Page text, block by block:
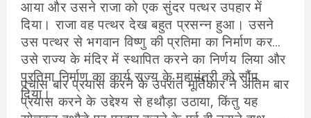
आया और उसने राजा को एक सुंदर पत्थर उपहार में
दिया। राजा वह पत्थर देख बहुत प्रसन्न हुआ। उसने
उस पत्थर से भगवान विष्णु की प्रतिमा का निर्माण कर
उसे राज्य के मंदिर में स्थापित करने का निर्णय लिया और
प्रतिमा निर्माण का कार्य राज्य के महामंत्री को सौंप
दिया।
पचास बार प्रयास करने के उपरांत मूर्तिकार ने अंतिम बार
प्रयास करने के उद्देश्य से हथौड़ा उठाया, किंतु यह